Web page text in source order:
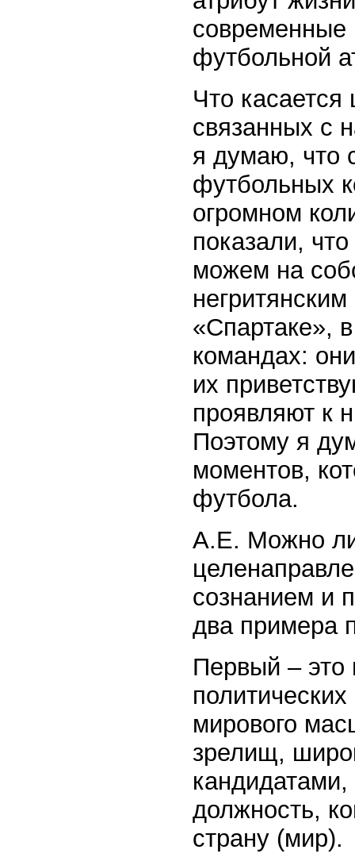
современные
футбольной
Что
связанных с
я думаю, что
футбольных
огромном
показали,
можем на
«Спартаке»,
командах:
их
проявляют к
Поэтому я
моментов,
футбола.
А.Е. Можно
сознанием и
два примера
Первый – это
мирового
зрелищ,
должность,
страну (мир).